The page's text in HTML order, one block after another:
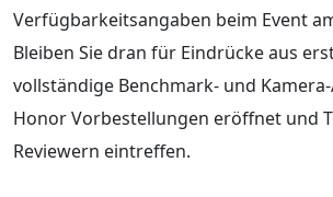
Verfügbarkeitsangaben beim Event
Bleiben Sie dran für Eindrücke aus
vollständige Benchmark‑ und
Honor Vorbestellungen eröffnet und
Reviewern eintreffen.